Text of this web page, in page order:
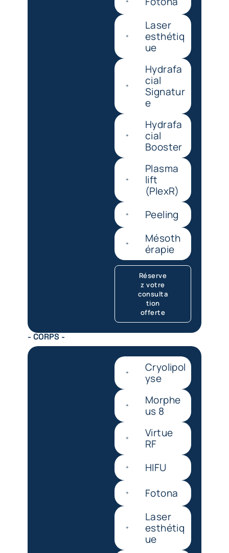
Laser
esthétiq
ue
Hydrafa
cial
Signatur
e
Hydrafa
cial
Booster
Plasma
lift
(PlexR)
Peeling
Mésoth
érapie
Réserve
z votre
consulta
tion
offerte
- CORPS -
Cryolipol
yse
Morphe
us 8
Virtue
RF
HIFU
Fotona
Laser
esthétiq
ue